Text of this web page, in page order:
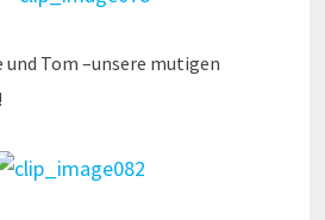
–unsere mutigen